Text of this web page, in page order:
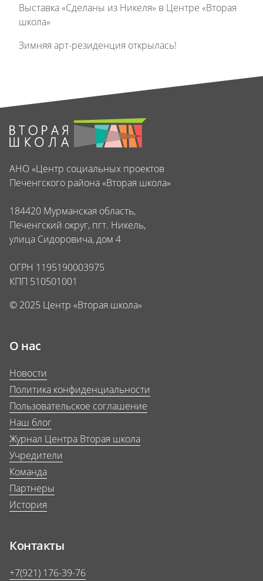
Выставка «Сделаны из Никеля» в Центре «Вторая
школа»
Зимняя арт-резиденция открылась!
АНО «Центр социальных проектов
Печенгского района «Вторая школа»
184420 Мурманская область,
Печенгский округ, пгт. Никель,
улица Сидоровича, дом 4
ОГРН 1195190003975
КПП 510501001
© 2025 Центр «Вторая школа»
О нас
Новости
Политика конфиденциальности
Пользовательское соглашение
Наш блог
Журнал Центра Вторая школа
Учредители
Команда
Партнеры
История
Контакты
+7(921) 176-39-76